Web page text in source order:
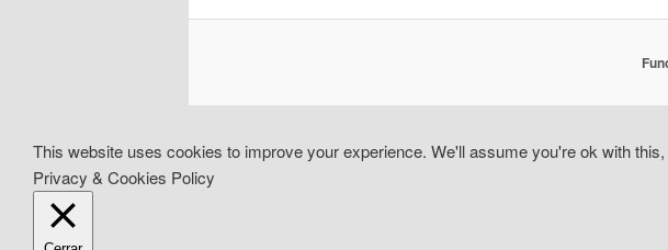
This website uses cookies to improve your experience. We'll assume you're ok with
Privacy & Cookies Policy